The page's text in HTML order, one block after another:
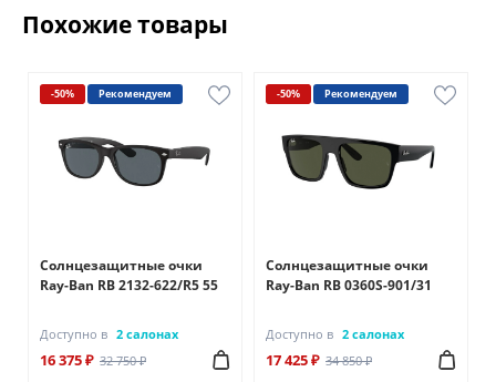
Похожие товары
-50% Рекомендуем
Солнцезащитные очки
Ray-Ban RB 2132-622/R5 55
Доступно в 2 салонах
16 375 ₽ 32 750 ₽
-50% Рекомендуем
Солнцезащитные очки
Ray-Ban RB 0360S-901/31
Доступно в 2 салонах
17 425 ₽ 34 850 ₽